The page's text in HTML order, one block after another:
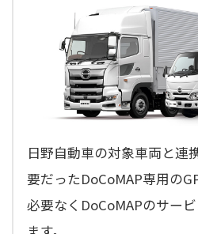
ログイン
日本語
English
日野自動車の対象車両と連
要だったDoCoMAP専用の
必要なくDoCoMAPのサー